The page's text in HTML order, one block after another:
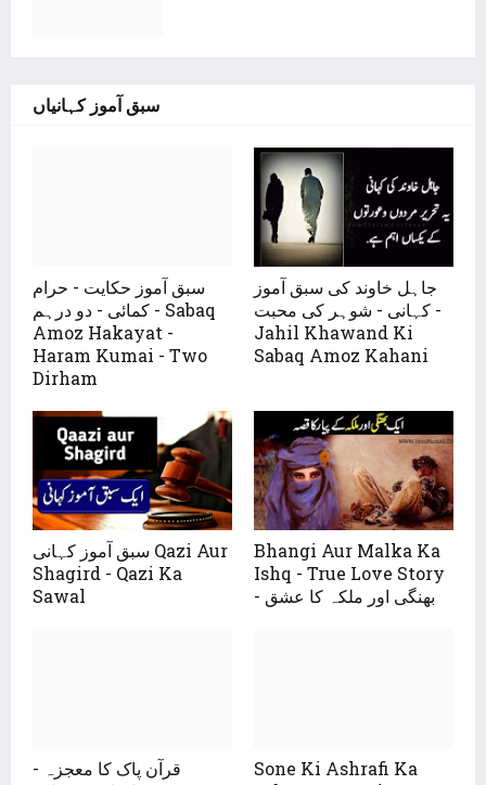
سبق آموز کہانیاں
سبق آموز حکایت - حرام
کمائی - دو درہم - Sabaq
Amoz Hakayat -
Haram Kumai - Two
Dirham
جاہل خاوند کی سبق آموز
کہانی - شوہر کی محبت -
Jahil Khawand Ki
Sabaq Amoz Kahani
سبق آموز کہانی Qazi Aur
Shagird - Qazi Ka
Sawal
Bhangi Aur Malka Ka
Ishq - True Love Story
- بھنگی اور ملکہ کا عشق
قرآن پاک کا معجزہ -
Sone Ki Ashrafi Ka